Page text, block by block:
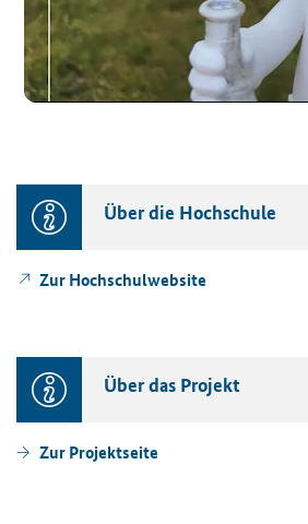
Über die Hoch­schu­le
Zur Hoch­schul­web­site
Über das Pro­jekt
Zur Pro­jekt­sei­te